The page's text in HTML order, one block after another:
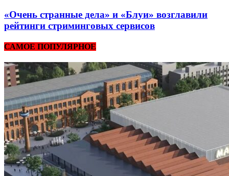
«Очень странные дела» и «Блуи» возглавили
рейтинги стриминговых сервисов
САМОЕ ПОПУЛЯРНОЕ